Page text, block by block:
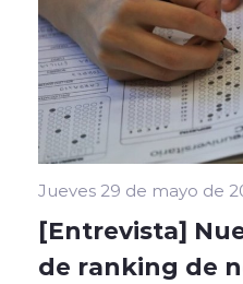
Jueves 29 de mayo de
[Entrevista]
de ranking de